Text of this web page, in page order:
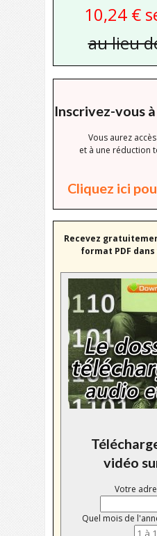
10,24 €
au lieu
Inscrivez-vous
Vous aurez
et à une réduction
Cliquez ici
Recevez
format PDF
vidéo
Votre
Quel mois de